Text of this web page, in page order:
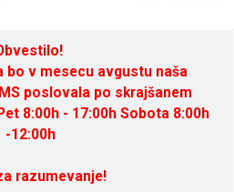
bo v mesecu avgustu naša
poslovala po skrajšanem
8:00h - 17:00h Sobota 8:00h
-12:00h
razumevanje!